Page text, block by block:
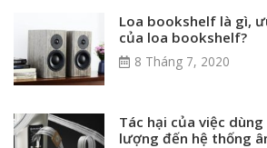
Loa bookshelf là gì,
của loa bookshelf?
8 Tháng 7, 2020
Tác hại của việc
lượng đến hệ thống